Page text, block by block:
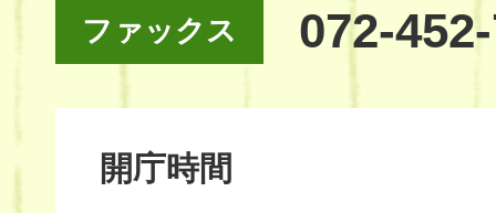
ファックス 072-
開庁時間